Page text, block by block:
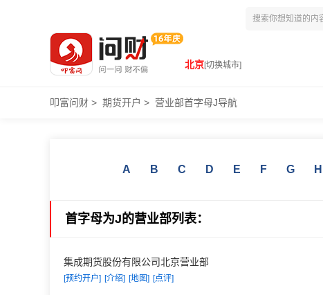
北京[切换城市]
叩富问财 > 期货开户 > 营业部首字母J导航
A B C D E F G H
首字母为J的营业部列表：
集成期货股份有限公司北京营业部
[预约开户] [介绍] [地图] [点评]